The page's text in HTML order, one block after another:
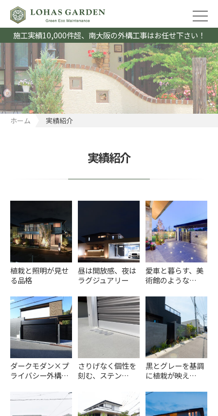
施工実績10,000件超、南大阪の外構工事はお任せ下さい！
ホーム 実績紹介
実績紹介
植栽と照明が見せ
る品格
昼は開放感、夜は
ラグジュアリー
愛車と暮らす、美
術館のような…
ダークモダン×プ
ライバシー外構…
さりげなく個性を
刻む、ステン…
黒とグレーを基調
に植栽が映え…